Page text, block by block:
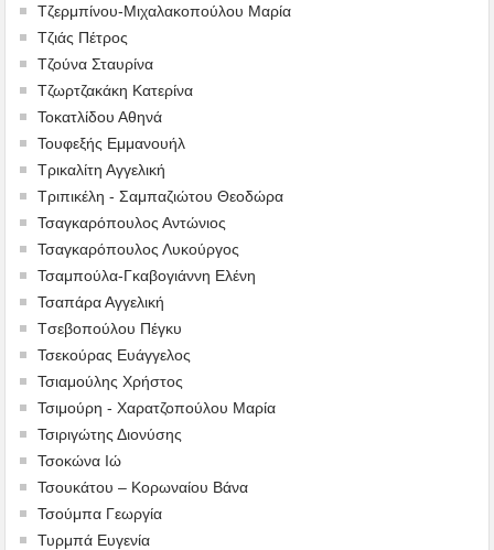
Τζερμπίνου-Μιχαλακοπούλου Μαρία
Τζιάς Πέτρος
Τζούνα Σταυρίνα
Τζωρτζακάκη Κατερίνα
Τοκατλίδου Αθηνά
Τουφεξής Εμμανουήλ
Τρικαλίτη Αγγελική
Τριπικέλη - Σαμπαζιώτου Θεοδώρα
Τσαγκαρόπουλος Αντώνιος
Τσαγκαρόπουλος Λυκούργος
Τσαμπούλα-Γκαβογιάννη Ελένη
Τσαπάρα Αγγελική
Tσεβοπούλου Πέγκυ
Τσεκούρας Ευάγγελος
Τσιαμούλης Χρήστος
Τσιμούρη - Χαρατζοπούλου Μαρία
Τσιριγώτης Διονύσης
Τσοκώνα Ιώ
Τσουκάτου – Κορωναίου Βάνα
Τσούμπα Γεωργία
Τυρμπά Ευγενία